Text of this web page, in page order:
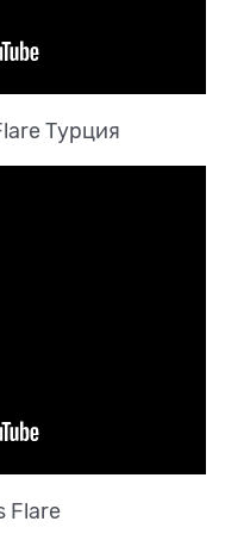
Турция
Flare